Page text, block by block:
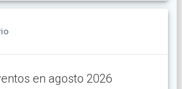
en agosto 2026